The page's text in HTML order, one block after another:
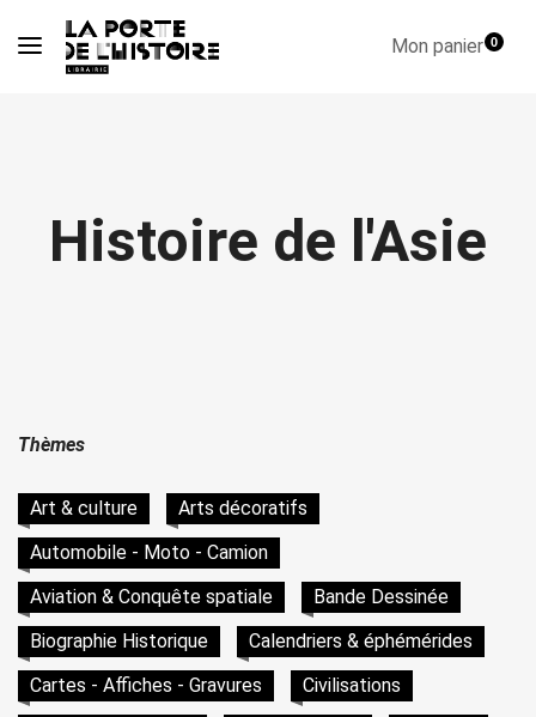
Mon panier0
Histoire de l'Asie
Thèmes
Art & culture
Arts décoratifs
Automobile - Moto - Camion
Aviation & Conquête spatiale
Bande Dessinée
Biographie Historique
Calendriers & éphémérides
Cartes - Affiches - Gravures
Civilisations